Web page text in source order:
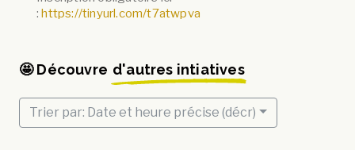
:https://tinyurl.com/t7atwpva
🤩 Découvre d'autres intiatives
Trier par: Date et heure précise (décr)